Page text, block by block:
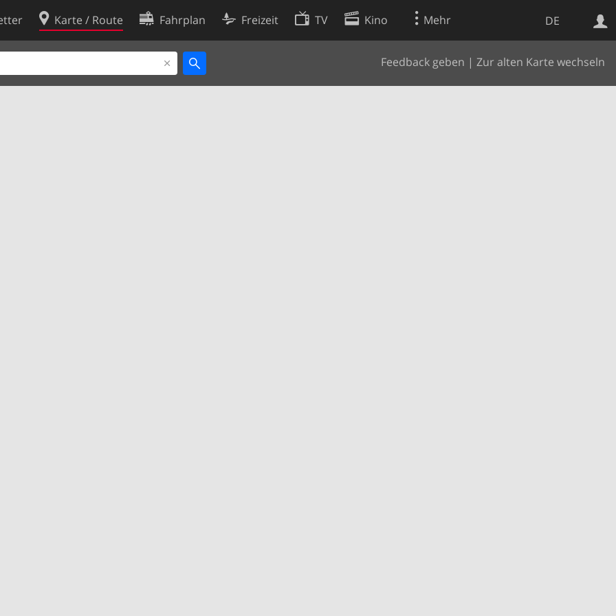
DE
Karte / Route Fahrplan Freizeit TV Kino Mehr
Feedback geben | Zur alten Karte wechseln
Websuche
Cookie-Richtlinie
Cookie-Einstellungen